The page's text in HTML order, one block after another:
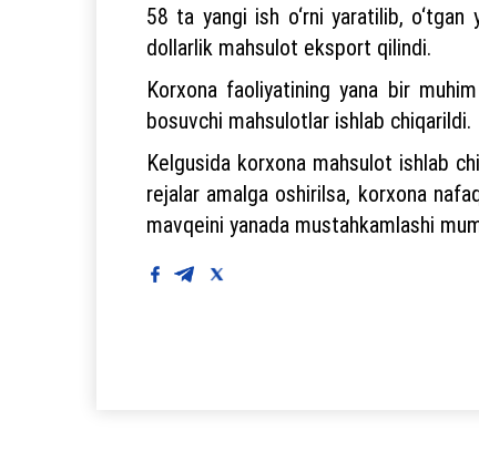
58 ta yangi ish o‘rni yaratilib,
dollarlik mahsulot eksport qilindi.
Korxona faoliyatining yana bir
bosuvchi mahsulotlar ishlab chiqarildi.
Kelgusida korxona mahsulot ishlab
rejalar amalga oshirilsa, korxona
mavqeini yanada mustahkamlashi